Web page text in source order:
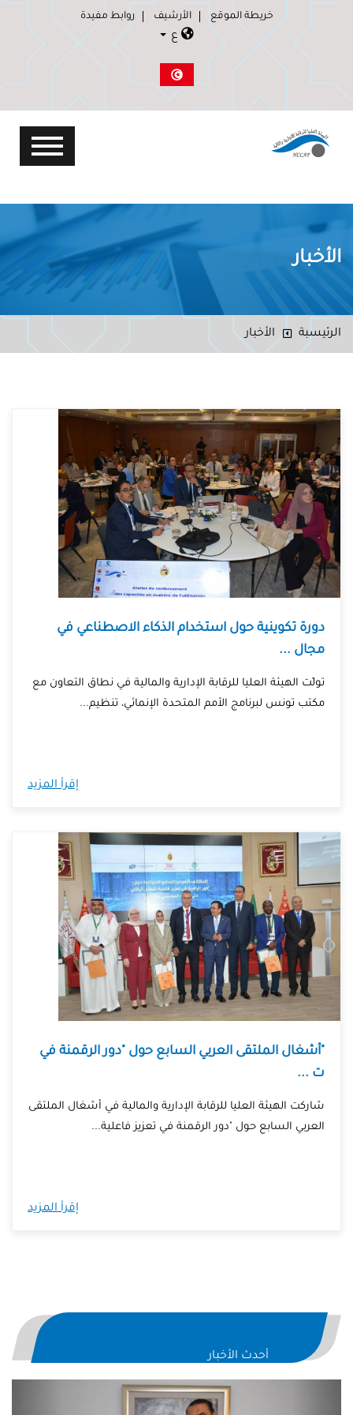
خريطة الموقع الأرشيف روابط مفيدة
ع
الأخبار
الرئيسبة الأخبار
دورة تكوينية حول استخدام الذكاء الاصطناعي في
مجال ...
تولّت الهيئة العليا للرقابة الإدارية والمالية في نطاق التعاون مع
مكتب تونس لبرنامج الأمم المتحدة الإنمائي، تنظيم...
إقرأ المزيد
"أشغال الملتقى العربي السابع حول "دور الرقمنة في
ت ...
شاركت الهيئة العليا للرقابة الإدارية والمالية في أشغال الملتقى
العربي السابع حول "دور الرقمنة في تعزيز فاعلية...
إقرأ المزيد
أحدث الأخبار